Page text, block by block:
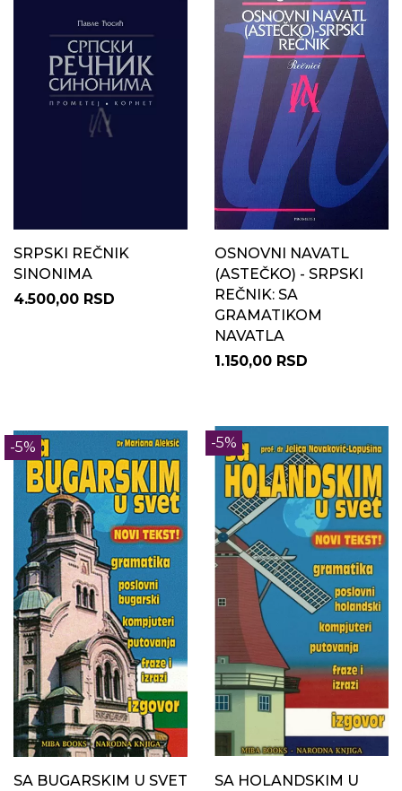
SRPSKI REČNIK
SINONIMA
4.500,00 RSD
OSNOVNI NAVATL
(ASTEČKO) - SRPSKI
REČNIK: SA
GRAMATIKOM
NAVATLA
1.150,00 RSD
-5%
SA BUGARSKIM U SVET
-5%
SA HOLANDSKIM U